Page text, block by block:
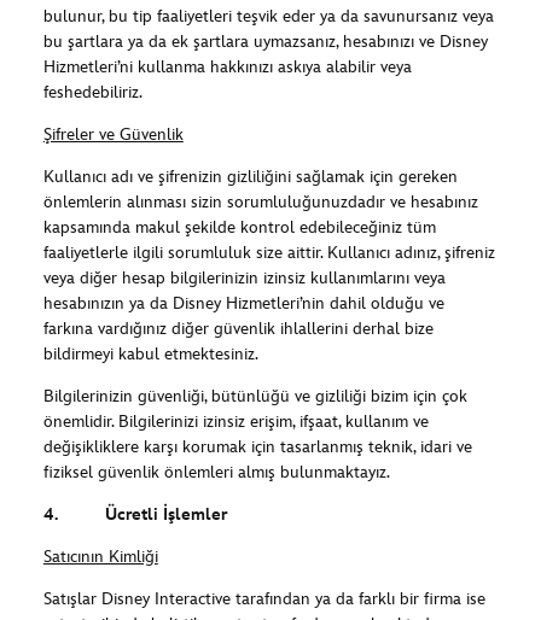
bulunur, bu tip faaliyetleri teşvik eder ya da savunursanız veya
bu şartlara ya da ek şartlara uymazsanız, hesabınızı ve Disney
Hizmetleri’ni kullanma hakkınızı askıya alabilir veya
feshedebiliriz.
Şifreler ve Güvenlik
Kullanıcı adı ve şifrenizin gizliliğini sağlamak için gereken
önlemlerin alınması sizin sorumluluğunuzdadır ve hesabınız
kapsamında makul şekilde kontrol edebileceğiniz tüm
faaliyetlerle ilgili sorumluluk size aittir. Kullanıcı adınız, şifreniz
veya diğer hesap bilgilerinizin izinsiz kullanımlarını veya
hesabınızın ya da Disney Hizmetleri’nin dahil olduğu ve
farkına vardığınız diğer güvenlik ihlallerini derhal bize
bildirmeyi kabul etmektesiniz.
Bilgilerinizin güvenliği, bütünlüğü ve gizliliği bizim için çok
önemlidir. Bilgilerinizi izinsiz erişim, ifşaat, kullanım ve
değişikliklere karşı korumak için tasarlanmış teknik, idari ve
fiziksel güvenlik önlemleri almış bulunmaktayız.
4. Ücretli İşlemler
Satıcının Kimliği
Satışlar Disney Interactive tarafından ya da farklı bir firma ise